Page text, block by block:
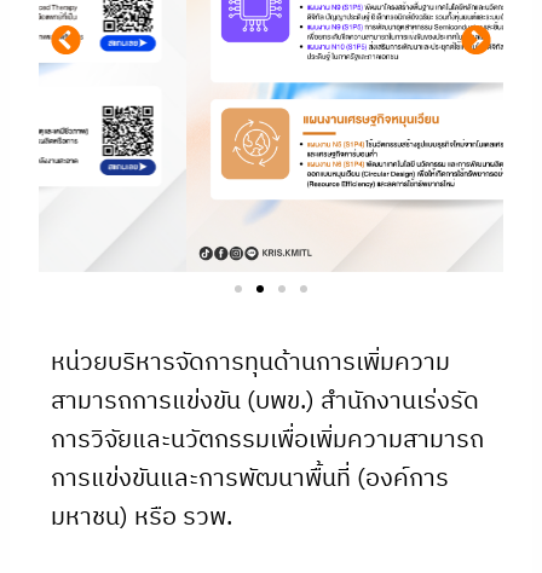
หน่วยบริหารจัดการทุนด้านการเพิ่มความ
สามารถการแข่งขัน (บพข.) สำนักงานเร่งรัด
การวิจัยและนวัตกรรมเพื่อเพิ่มความสามารถ
การแข่งขันและการพัฒนาพื้นที่ (องค์การ
มหาชน) หรือ รวพ.